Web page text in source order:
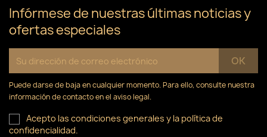
Infórmese de nuestras últimas noticias y
ofertas especiales
Puede darse de baja en cualquier momento. Para ello, consulte nuestra
información de contacto en el aviso legal.
Acepto las condiciones generales y la política de
confidencialidad.